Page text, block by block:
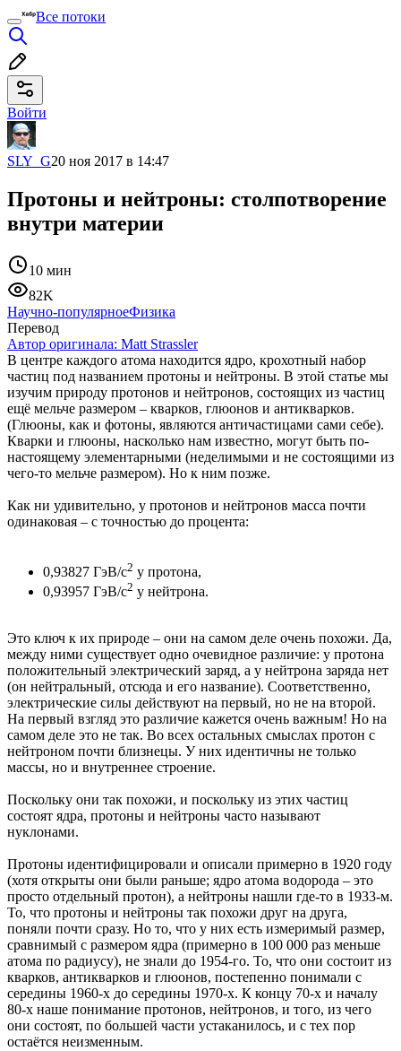
Все потоки
Войти
SLY_G20 ноя 2017 в 14:47
Протоны и нейтроны: столпотворение
внутри материи
10 мин
82K
Научно-популярноеФизика
Перевод
Автор оригинала: Matt Strassler
В центре каждого атома находится ядро, крохотный набор
частиц под названием протоны и нейтроны. В этой статье мы
изучим природу протонов и нейтронов, состоящих из частиц
ещё мельче размером – кварков, глюонов и антикварков.
(Глюоны, как и фотоны, являются античастицами сами себе).
Кварки и глюоны, насколько нам известно, могут быть по-
настоящему элементарными (неделимыми и не состоящими из
чего-то мельче размером). Но к ним позже.
Как ни удивительно, у протонов и нейтронов масса почти
одинаковая – с точностью до процента:
0,93827 ГэВ/с2 у протона,
0,93957 ГэВ/с2 у нейтрона.
Это ключ к их природе – они на самом деле очень похожи. Да,
между ними существует одно очевидное различие: у протона
положительный электрический заряд, а у нейтрона заряда нет
(он нейтральный, отсюда и его название). Соответственно,
электрические силы действуют на первый, но не на второй.
На первый взгляд это различие кажется очень важным! Но на
самом деле это не так. Во всех остальных смыслах протон с
нейтроном почти близнецы. У них идентичны не только
массы, но и внутреннее строение.
Поскольку они так похожи, и поскольку из этих частиц
состоят ядра, протоны и нейтроны часто называют
нуклонами.
Протоны идентифицировали и описали примерно в 1920 году
(хотя открыты они были раньше; ядро атома водорода – это
просто отдельный протон), а нейтроны нашли где-то в 1933-м.
То, что протоны и нейтроны так похожи друг на друга,
поняли почти сразу. Но то, что у них есть измеримый размер,
сравнимый с размером ядра (примерно в 100 000 раз меньше
атома по радиусу), не знали до 1954-го. То, что они состоит из
кварков, антикварков и глюонов, постепенно понимали с
середины 1960-х до середины 1970-х. К концу 70-х и началу
80-х наше понимание протонов, нейтронов, и того, из чего
они состоят, по большей части устаканилось, и с тех пор
остаётся неизменным.